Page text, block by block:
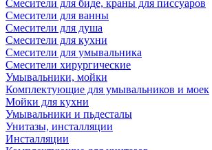
Смесители для биде, краны для писсуаров
Смесители для ванны
Смесители для душа
Смесители для кухни
Смесители для умывальника
Смесители хирургические
Умывальники, мойки
Комплектующие для умывальников и моек
Мойки для кухни
Умывальники и пьдесталы
Унитазы, инсталляции
Инсталляции